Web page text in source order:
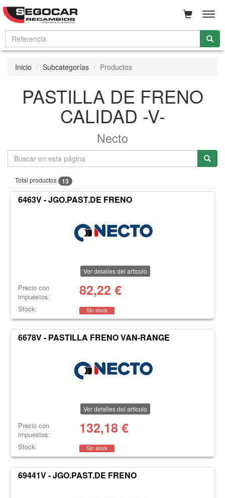
Inicio Subcategorías Productos
PASTILLA DE FRENO
CALIDAD -V-
Necto
Total productos 13
6463V - JGO.PAST.DE FRENO
Ver detalles del artículo
Precio con
impuestos:
82,22 €
Stock: Sin stock
6678V - PASTILLA FRENO VAN-RANGE
Ver detalles del artículo
Precio con
impuestos:
132,18 €
Stock: Sin stock
69441V - JGO.PAST.DE FRENO